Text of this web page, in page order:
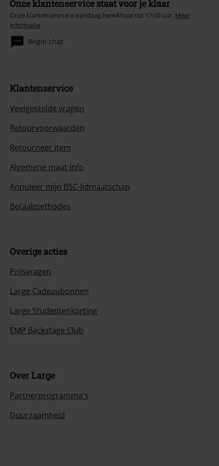
Onze klantenservice staat voor je klaar
Onze klantenservice is vandaag bereikbaar tot 17:00 uur. Meer
informatie
Begin chat
Klantenservice
Veelgestelde vragen
Retourvoorwaarden
Retourneer item
Algemene maat info
Annuleer mijn BSC-lidmaatschap
Betaalmethodes
Overige acties
Prijsvragen
Large Cadeaubonnen
Large Studentenkorting
EMP Backstage Club
Over Large
Partnerprogramma's
Duurzaamheid